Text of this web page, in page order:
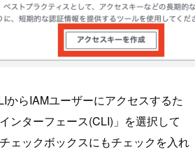
からIAMユーザーにアクセスするた
ンターフェース(CLI)」を選択して
ェックボックスにもチェックを入れ